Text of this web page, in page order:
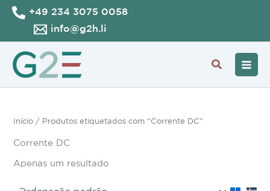
Skip
content
+49 234 3075 0058
info@g2h.li
Search
Início / Produtos etiquetados com “Corrente DC”
Corrente DC
Apenas um resultado